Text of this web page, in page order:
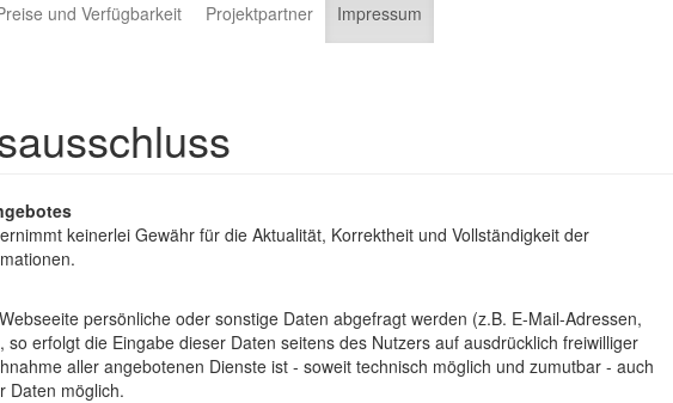
und Verfügbarkeit Projektpartner Impressum
keinerlei Gewähr für die Aktualität, Korrektheit und Vollständigkeit der
persönliche oder sonstige Daten abgefragt werden (z.B. E-Mail-Adressen,
so erfolgt die Eingabe dieser Daten seitens des Nutzers auf ausdrücklich freiwilliger
aller angebotenen Dienste ist - soweit technisch möglich und zumutbar - auch
Daten möglich.